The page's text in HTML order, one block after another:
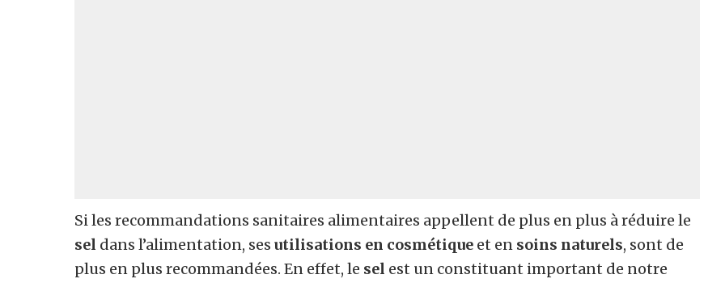
Si les recommandations sanitaires alimentaires appellent de plus en plus à réduire le
sel dans l’alimentation, ses utilisations en cosmétique et en soins naturels, sont de
plus en plus recommandées. En effet, le sel est un constituant important de notre